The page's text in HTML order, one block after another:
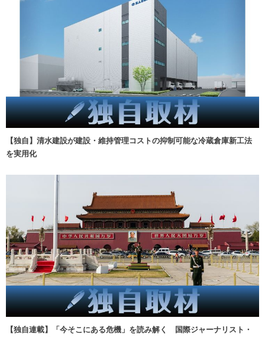
【独自】清水建設が建設・維持管理コストの抑制可能な冷蔵倉庫新工法
を実用化
【独自連載】「今そこにある危機」を読み解く 国際ジャーナリスト・